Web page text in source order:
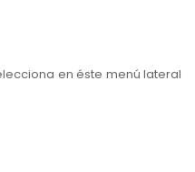
en éste menú lateral